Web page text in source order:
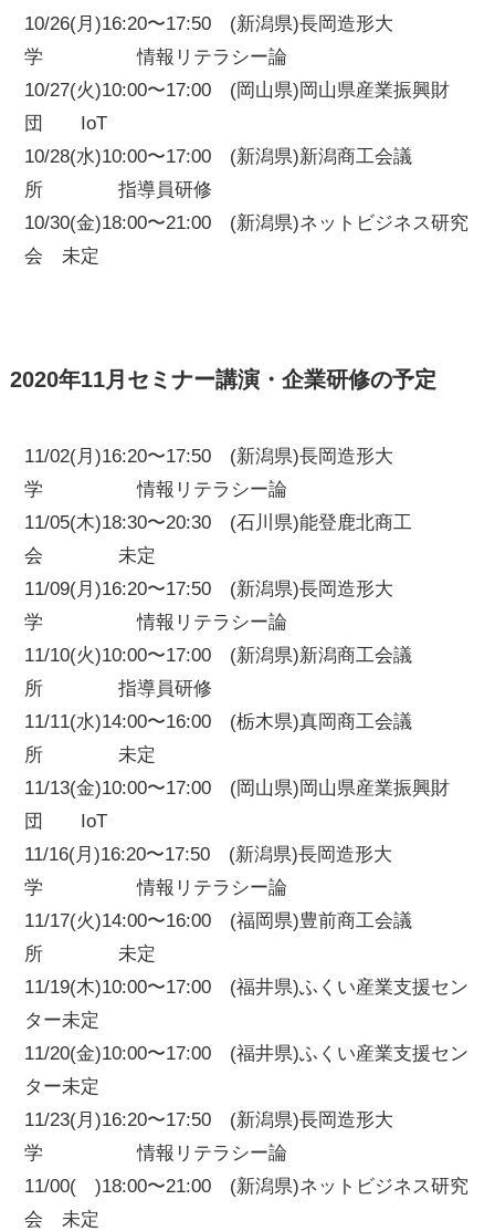
10/26(月)16:20〜17:50 (新潟県)長岡造形大
学 情報リテラシー論
10/27(火)10:00〜17:00 (岡山県)岡山県産業振興財
団 IoT
10/28(水)10:00〜17:00 (新潟県)新潟商工会議
所 指導員研修
10/30(金)18:00〜21:00 (新潟県)ネットビジネス研究
会 未定
2020年11月セミナー講演・企業研修の予定
11/02(月)16:20〜17:50 (新潟県)長岡造形大
学 情報リテラシー論
11/05(木)18:30〜20:30 (石川県)能登鹿北商工
会 未定
11/09(月)16:20〜17:50 (新潟県)長岡造形大
学 情報リテラシー論
11/10(火)10:00〜17:00 (新潟県)新潟商工会議
所 指導員研修
11/11(水)14:00〜16:00 (栃木県)真岡商工会議
所 未定
11/13(金)10:00〜17:00 (岡山県)岡山県産業振興財
団 IoT
11/16(月)16:20〜17:50 (新潟県)長岡造形大
学 情報リテラシー論
11/17(火)14:00〜16:00 (福岡県)豊前商工会議
所 未定
11/19(木)10:00〜17:00 (福井県)ふくい産業支援セン
ター未定
11/20(金)10:00〜17:00 (福井県)ふくい産業支援セン
ター未定
11/23(月)16:20〜17:50 (新潟県)長岡造形大
学 情報リテラシー論
11/00( )18:00〜21:00 (新潟県)ネットビジネス研究
会 未定